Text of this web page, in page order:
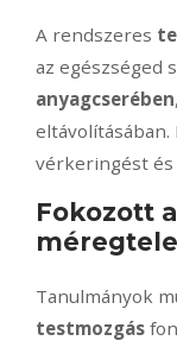
A rendszeres
az egészséged
anyagcserében
eltávolításában.
vérkeringést és
Fokozott
Tanulmányok
testmozgás